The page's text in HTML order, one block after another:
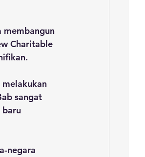
membangun
Charitable
sangat
baru
negara